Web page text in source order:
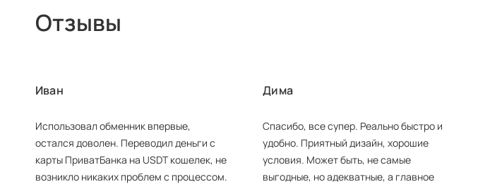
Отзывы
Иван
Использовал обменник впервые,
остался доволен. Переводил деньги с
карты ПриватБанка на USDT кошелек, не
возникло никаких проблем с процессом.
Дима
Спасибо, все супер. Реально быстро и
удобно. Приятный дизайн, хорошие
условия. Может быть, не самые
выгодные, но адекватные, а главное